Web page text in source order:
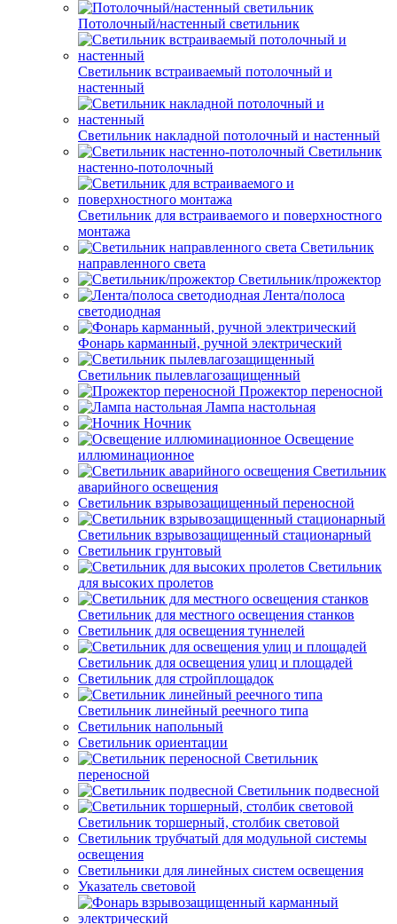
Потолочный/настенный светильник
Светильник встраиваемый потолочный и
настенный
Светильник накладной потолочный и настенный
Светильник
настенно-потолочный
Светильник для встраиваемого и поверхностного
монтажа
Светильник
направленного света
Светильник/прожектор
Лента/полоса
светодиодная
Фонарь карманный, ручной электрический
Светильник пылевлагозащищенный
Прожектор переносной
Лампа настольная
Ночник
Освещение
иллюминационное
Светильник
аварийного освещения
Светильник взрывозащищенный переносной
Светильник взрывозащищенный стационарный
Светильник грунтовый
Светильник
для высоких пролетов
Светильник для местного освещения станков
Светильник для освещения туннелей
Светильник для освещения улиц и площадей
Светильник для стройплощадок
Светильник линейный реечного типа
Светильник напольный
Светильник ориентации
Светильник
переносной
Светильник подвесной
Светильник торшерный, столбик световой
Светильник трубчатый для модульной системы
освещения
Светильники для линейных систем освещения
Указатель световой